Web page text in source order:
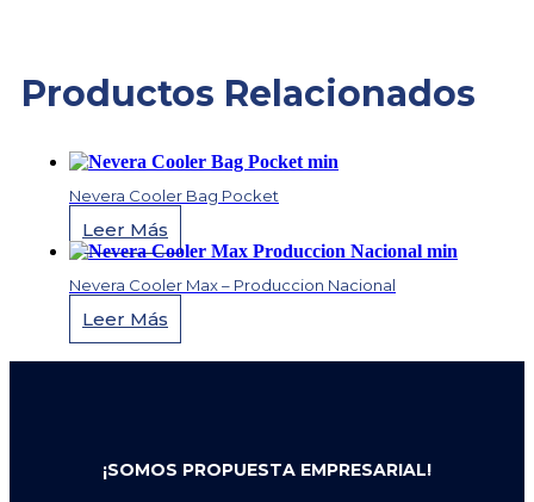
Productos Relacionados
Nevera Cooler Bag Pocket
Leer Más
Nevera Cooler Max – Produccion Nacional
Leer Más
¡SOMOS PROPUESTA EMPRESARIAL!